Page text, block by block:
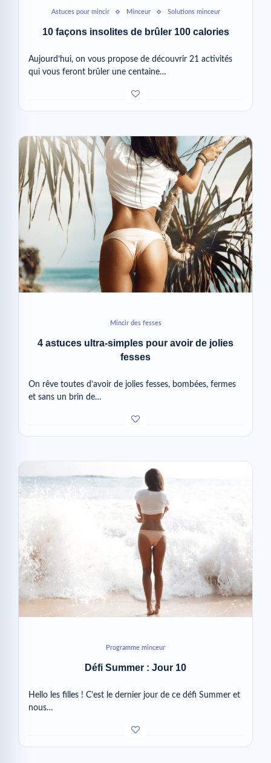
Astuces pour mincir Minceur Solutions minceur
10 façons insolites de brûler 100 calories
Aujourd’hui, on vous propose de découvrir 21 activités
qui vous feront brûler une centaine…
Mincir des fesses
4 astuces ultra-simples pour avoir de jolies
fesses
On rêve toutes d’avoir de jolies fesses, bombées, fermes
et sans un brin de…
Programme minceur
Défi Summer : Jour 10
Hello les filles ! C’est le dernier jour de ce défi Summer et
nous…